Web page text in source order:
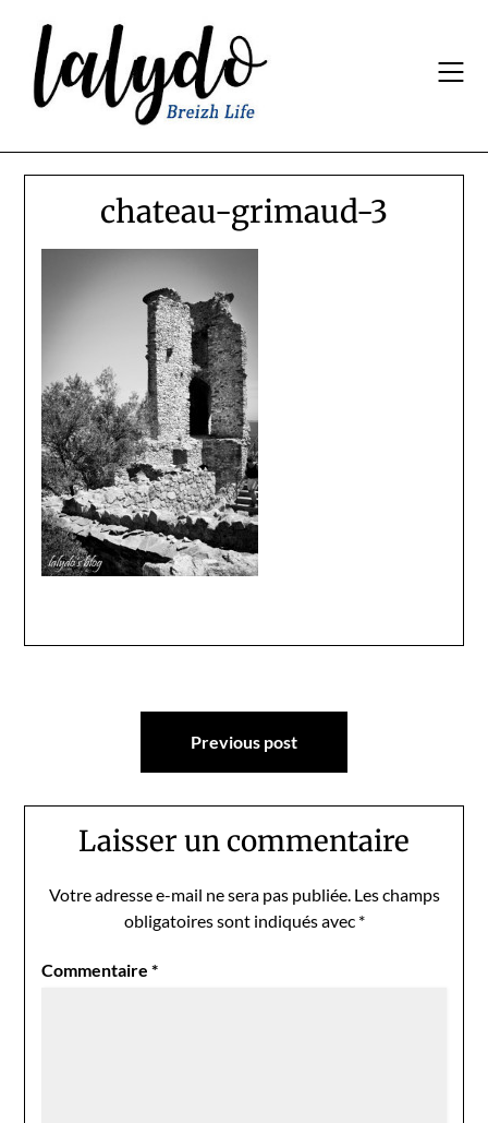
content
chateau-grimaud-3
Navigation
Previous post
Laisser un commentaire
Votre adresse e-mail ne sera pas publiée. Les champs
obligatoires sont indiqués avec *
Commentaire*